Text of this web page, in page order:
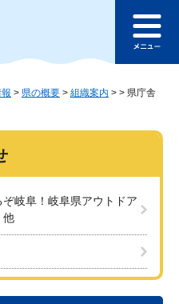
の本文へ
ュ
> 県の概要 > 組織案内 > > 県庁舎
岐阜！岐阜県アウトドア
他